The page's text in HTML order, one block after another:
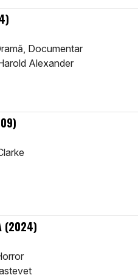
Documentar
Alexander
(2024)